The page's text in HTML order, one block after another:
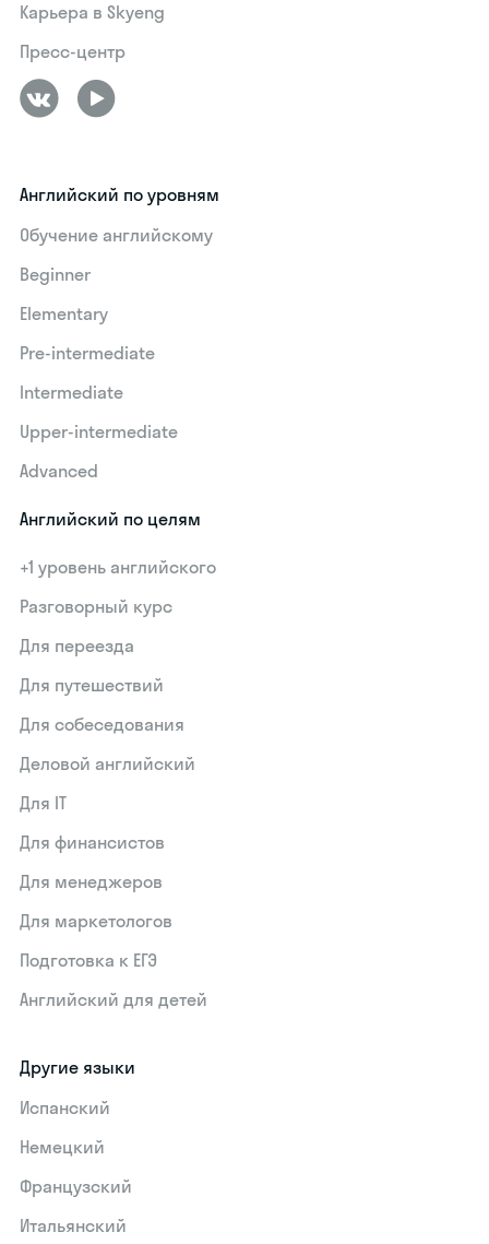
Карьера в Skyeng
Пресс-центр
Английский по уровням
Обучение английскому
Beginner
Elementary
Pre-intermediate
Intermediate
Upper-intermediate
Advanced
Английский по целям
+1 уровень английского
Разговорный курс
Для переезда
Для путешествий
Для собеседования
Деловой английский
Для IT
Для финансистов
Для менеджеров
Для маркетологов
Подготовка к ЕГЭ
Английский для детей
Другие языки
Испанский
Немецкий
Французский
Итальянский